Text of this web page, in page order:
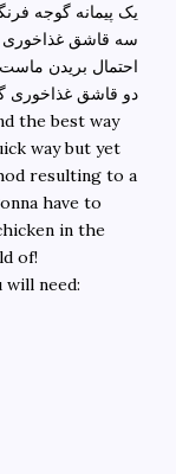
یک پیمانه گوجه
سه قاشق غذاخوری
احتمال بریدن
دو قاشق غذاخوری
the best way
way but yet
resulting to a
have to
in the
of!
need: